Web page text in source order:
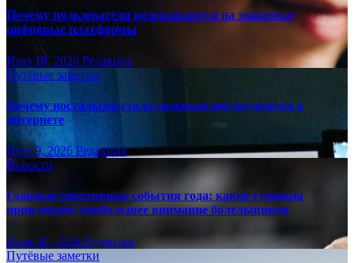
Почему пользователи возвращаются на знакомые
цифровые платформы
Июл 18, 2026 Редакция
Путёвые заметки
Почему ностальгия стала сильным инструментом в
интернете
Июл 9, 2026 Редакция
Новости
Главные спортивные события года: какие турниры
привлекают наибольшее внимание болельщиков
Июн 30, 2026 Редакция
Путёвые заметки